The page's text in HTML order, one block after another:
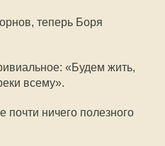
теперь Боря
«Будем жить,
всему».
почти ничего полезного